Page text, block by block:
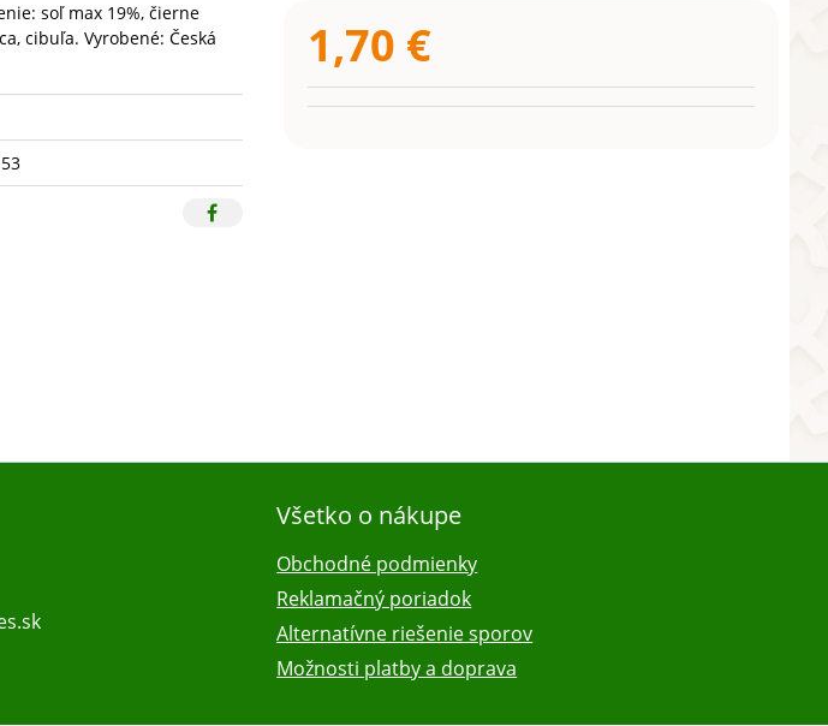
1,70 €
soľ max 19%, čierne
cibuľa. Vyrobené: Česká
Všetko o nákupe
Obchodné podmienky
Reklamačný poriadok
Alternatívne riešenie sporov
Možnosti platby a doprava